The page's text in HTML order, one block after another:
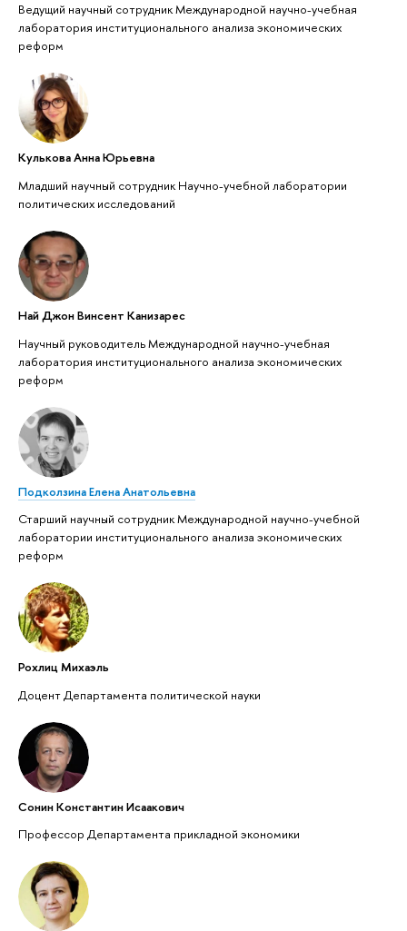
Ведущий научный сотрудник Международной научно-учебная
лаборатория институционального анализа экономических
реформ
Кулькова Анна Юрьевна
Младший научный сотрудник Научно-учебной лаборатории
политических исследований
Най Джон Винсент Канизарес
Научный руководитель Международной научно-учебная
лаборатория институционального анализа экономических
реформ
Подколзина Елена Анатольевна
Старший научный сотрудник Международной научно-учебной
лаборатории институционального анализа экономических
реформ
Рохлиц Михаэль
Доцент Департамента политической науки
Сонин Константин Исаакович
Профессор Департамента прикладной экономики